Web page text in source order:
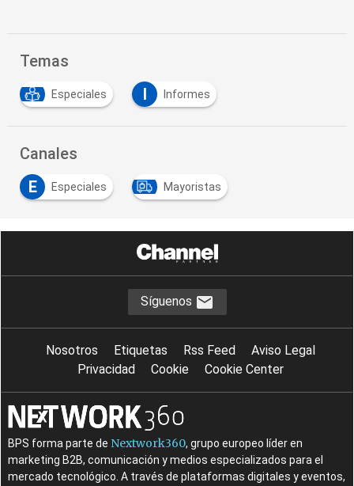
Temas
Especiales I Informes
Canales
E
Especiales Mayoristas
Síguenos
Nosotros Etiquetas Rss Feed
Aviso Legal
Privacidad
Cookie Cookie Center
BPS forma parte de Nextwork360, grupo europeo líder en
marketing B2B, comunicación y medios especializados para el
mercado tecnológico. A través de plataformas digitales y eventos,